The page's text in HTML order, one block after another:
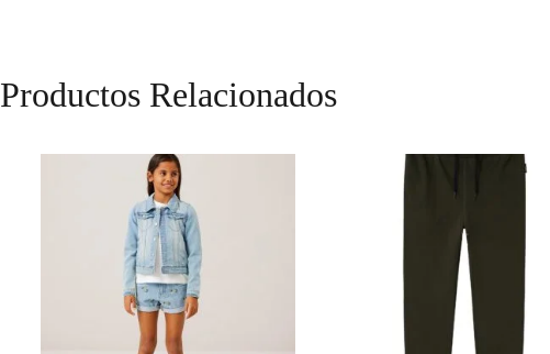
Productos Relacionados